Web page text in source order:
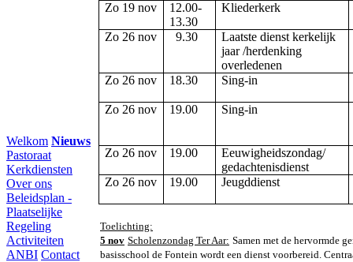
Welkom Nieuws
Pastoraat
Kerkdiensten
Over ons
Beleidsplan -
Plaatselijke
Regeling
Activiteiten
ANBI Contact
Zo 19 nov
12.00-
13.30
Kliederkerk
Zo 26 nov 9.30
Laatste dienst kerkelijk
jaar /herdenking
overledenen
Zo 26 nov
18.30 Sing-in
Zo 26 nov 19.00 Sing-in
Zo 26 nov 19.00
Eeuwigheidszondag/
gedachtenisdienst
Zo 26 nov
19.00 Jeugddienst
Toelichting:
5 nov Scholenzondag Ter Aar: Samen met de hervormde
basisschool de Fontein wordt een dienst voorbereid.